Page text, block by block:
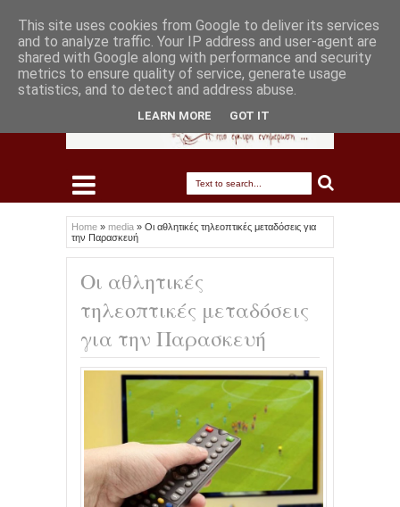
Home » media » Οι αθλητικές τηλεοπτικές μεταδόσεις για
την Παρασκευή
Οι αθλητικές
τηλεοπτικές μεταδόσεις
για την Παρασκευή
This site uses cookies from Google to deliver its services
and to analyze traffic. Your IP address and user-agent are
shared with Google along with performance and security
metrics to ensure quality of service, generate usage
statistics, and to detect and address abuse.
LEARN MORE GOT IT